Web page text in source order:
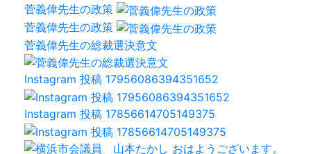
菅義偉先生の政策
菅義偉先生の政策
菅義偉先生の総裁選決意文
Instagram 投稿 17956086394351652
Instagram 投稿 17856614705149375